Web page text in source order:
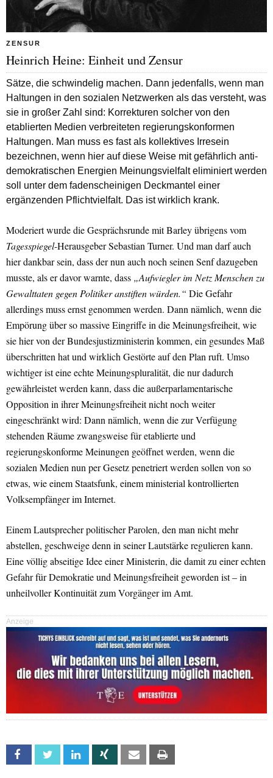
ZENSUR
Heinrich Heine: Einheit und Zensur
Sätze, die schwindelig machen. Dann jedenfalls, wenn man
Haltungen in den sozialen Netzwerken als das versteht, was
sie in großer Zahl sind: Korrekturen solcher von den
etablierten Medien verbreiteten regierungskonformen
Haltungen. Man muss es fast als kollektives Irresein
bezeichnen, wenn hier auf diese Weise mit gefährlich anti-
demokratischen Energien Meinungsvielfalt eliminiert werden
soll unter dem fadenscheinigen Deckmantel einer
ergänzenden Pflichtvielfalt. Das ist wirklich krank.
Moderiert wurde die Gesprächsrunde mit Barley übrigens vom
Tagesspiegel-Herausgeber Sebastian Turner. Und man darf auch
hier dankbar sein, dass der nun auch noch seinen Senf dazugeben
musste, als er davor warnte, dass „Aufwiegler im Netz Menschen zu
Gewalttaten gegen Politiker anstiften würden.“ Die Gefahr
allerdings muss ernst genommen werden. Dann nämlich, wenn die
Empörung über so massive Eingriffe in die Meinungsfreiheit, wie
sie hier von der Bundesjustizministerin kommen, ein gesundes Maß
überschritten hat und wirklich Gestörte auf den Plan ruft. Umso
wichtiger ist eine echte Meinungspluralität, die nur dadurch
gewährleistet werden kann, dass die außerparlamentarische
Opposition in ihrer Meinungsfreiheit nicht noch weiter
eingeschränkt wird: Dann nämlich, wenn die zur Verfügung
stehenden Räume zwangsweise für etablierte und
regierungskonforme Meinungen geöffnet werden, wenn die
sozialen Medien nun per Gesetz penetriert werden sollen von so
etwas, wie einem Staatsfunk, einem ministerial kontrollierten
Volksempfänger im Internet.
Einem Lautsprecher politischer Parolen, den man nicht mehr
abstellen, geschweige denn in seiner Lautstärke regulieren kann.
Eine völlig abseitige Idee einer Ministerin, die damit zu einer echten
Gefahr für Demokratie und Meinungsfreiheit geworden ist – in
unheilvoller Kontinuität zum Vorgänger im Amt.
Anzeige
Facebook Twitter Linkedin Xing Email